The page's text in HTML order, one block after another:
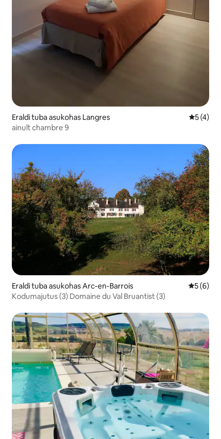
Eraldi tuba asukohas Langres
5 (4)
ainult chambre 9
Eraldi tuba asukohas Arc-en-Barrois
5 (6)
Kodumajutus (3) Domaine du Val Bruantist (3)